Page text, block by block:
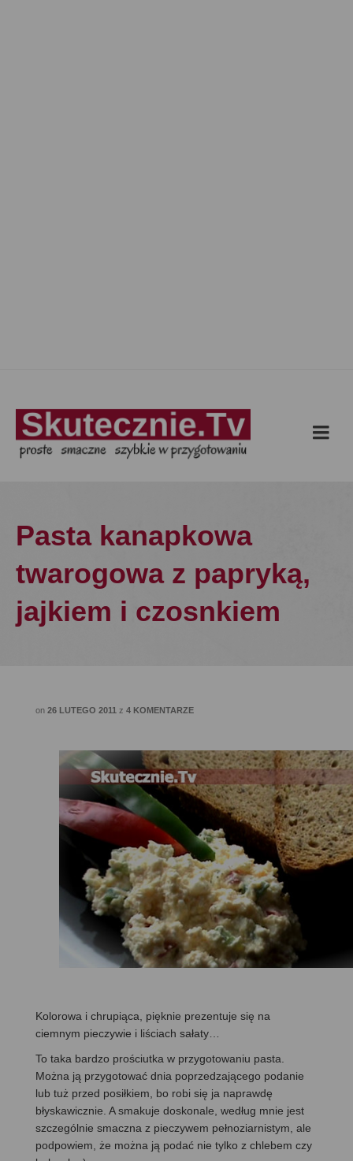
Pasta kanapkowa
twarogowa z papryką,
jajkiem i czosnkiem
on 26 LUTEGO 2011 z 4 KOMENTARZE
Kolorowa i chrupiąca, pięknie prezentuje się na
ciemnym pieczywie i liściach sałaty…
To taka bardzo prościutka w przygotowaniu pasta.
Można ją przygotować dnia poprzedzającego podanie
lub tuż przed posiłkiem, bo robi się ja naprawdę
błyskawicznie. A smakuje doskonale, według mnie jest
szczególnie smaczna z pieczywem pełnoziarnistym, ale
podpowiem, że można ją podać nie tylko z chlebem czy